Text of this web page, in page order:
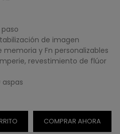
de imagen
y Fn personalizables
revestimiento de flúor
COMPRAR AHORA